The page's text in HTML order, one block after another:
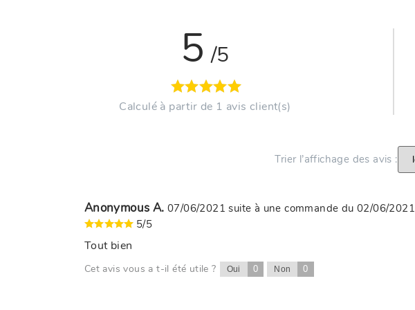
5 /5
Calculé à partir de 1 avis client(s)
Trier l’affichage des avis :
Anonymous A. 07/06/2021 suite à une commande du 02/06/2021
5/5
Tout bien
Cet avis vous a t-il été utile ? Oui 0 Non 0